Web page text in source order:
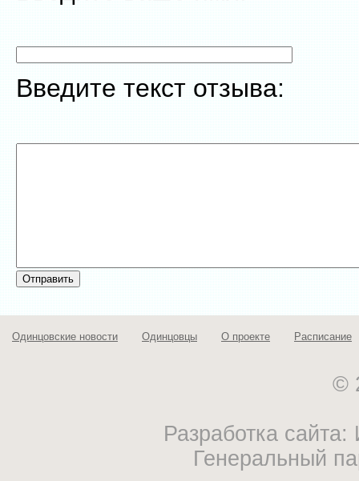
Введите текст отзыва:
Одинцовские новости Одинцовцы О проекте Расписание
©
Разработка
Генеральный